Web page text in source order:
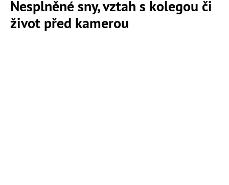
Nesplněné sny, vztah s kolegou či
život před kamerou